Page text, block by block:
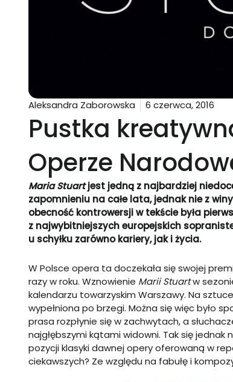
Aleksandra Zaborowska 6 czerwca, 2016
Pustka
Operze
Maria Stuartjest jedną z najbardziej
zapomnieniu na całe lata, jednak nie z
obecność kontrowersji w tekście była
z najwybitniejszych europejskich
u schyłku zarówno kariery, jak i życia.
W Polsce opera ta doczekała się swojej
razy w roku. Wznowienie Marii Stuartw
kalendarzu towarzyskim Warszawy. Na
wypełniona po brzegi. Można się więc było
prasa rozpłynie się w zachwytach, a
najgłębszymi kątami widowni. Tak się jednak
pozycji klasyki dawnej opery oferowaną w
ciekawszych? Ze względu na fabułę i